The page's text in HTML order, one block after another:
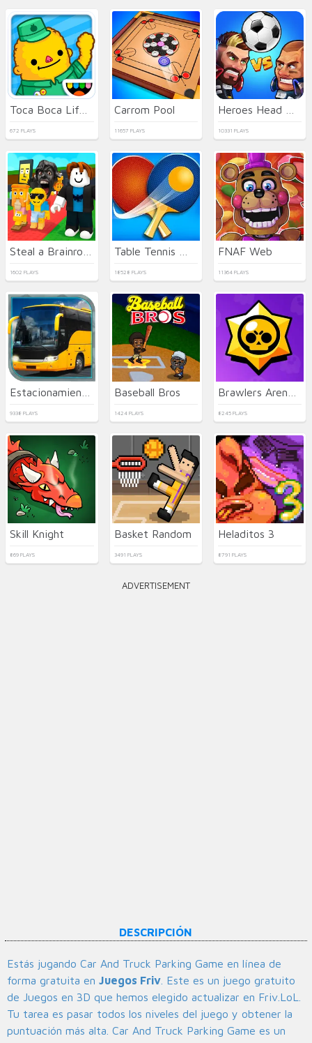
672 PLAYS
Carrom Pool
11657 PLAYS 10331 PLAYS
1602 PLAYS 18528 PLAYS
FNAF Web
11364 PLAYS
9338 PLAYS
Baseball Bros
1424 PLAYS 8245 PLAYS
Skill Knight
869 PLAYS
Basket Random
3491 PLAYS
Heladitos 3
8791 PLAYS
ADVERTISEMENT
DESCRIPCIÓN
Estás jugando Car And Truck Parking Game en línea de
forma gratuita en Juegos Friv . Este es un juego gratuito
de Juegos en 3D que hemos elegido actualizar en Friv.LoL.
Tu tarea es pasar todos los niveles del juego y obtener la
puntuación más alta. Car And Truck Parking Game es un